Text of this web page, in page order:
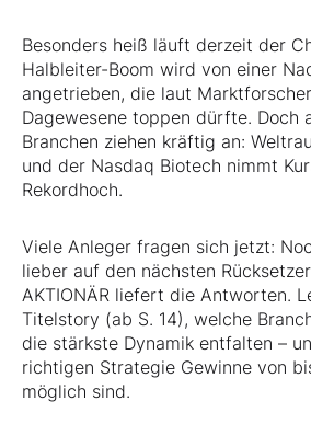
Besonders heiß läuft derzeit der
Halbleiter-Boom wird von einer
angetrieben, die laut
Dagewesene toppen dürfte. Doch
Branchen ziehen kräftig an:
und der Nasdaq Biotech nimmt
Rekordhoch.
Viele Anleger fragen sich jetzt:
lieber auf den nächsten
AKTIONÄR liefert die Antworten.
Titelstory (ab S. 14), welche
die stärkste Dynamik entfalten –
richtigen Strategie Gewinne von
möglich sind.